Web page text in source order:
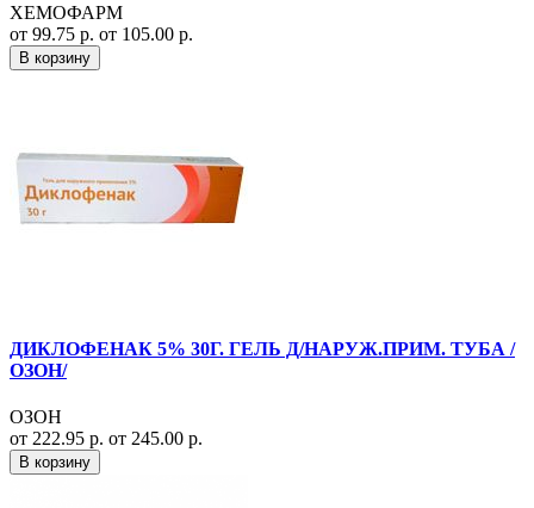
ХЕМОФАРМ
от 99.75 р. от 105.00 р.
В корзину
ДИКЛОФЕНАК 5% 30Г. ГЕЛЬ Д/НАРУЖ.ПРИМ. ТУБА /
ОЗОН/
ОЗОН
от 222.95 р. от 245.00 р.
В корзину